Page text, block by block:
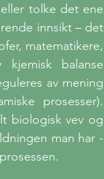
tolke det ene
innsikt – det
matematikere,
balanse
av mening
prosesser).
biologisk vev og
man har -